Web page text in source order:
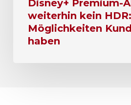
Disney+ Premium-
weiterhin kein
Möglichkeiten
haben